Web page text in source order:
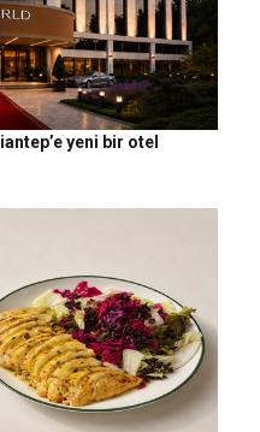
yeni bir otel